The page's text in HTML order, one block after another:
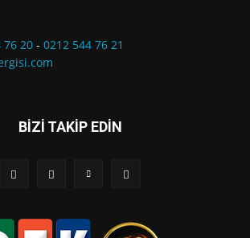
76 20 - 0212 544 76 21
BİZİ TAKİP EDİN